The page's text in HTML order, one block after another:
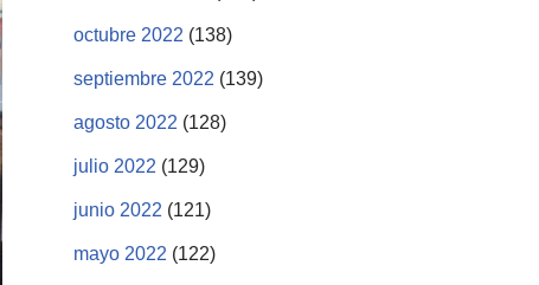
octubre 2022 (138)
septiembre 2022 (139)
agosto 2022 (128)
julio 2022 (129)
junio 2022 (121)
mayo 2022 (122)